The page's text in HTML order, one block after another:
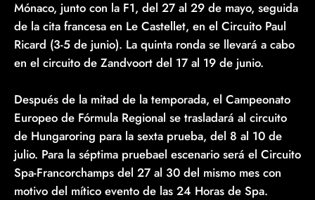
Mónaco, junto con la F1, del 27 al 29 de mayo, seguida
de la cita francesa en Le Castellet, en el Circuito Paul
Ricard (3-5 de junio). La quinta ronda se llevará a cabo
en el circuito de Zandvoort del 17 al 19 de junio.
Después de la mitad de la temporada, el Campeonato
Europeo de Fórmula Regional se trasladará al circuito
de Hungaroring para la sexta prueba, del 8 al 10 de
julio. Para la séptima pruebael escenario será el Circuito
Spa-Francorchamps del 27 al 30 del mismo mes con
motivo del mítico evento de las 24 Horas de Spa.